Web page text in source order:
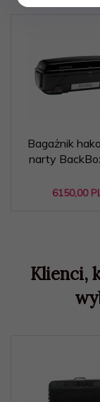
Bagażnik
narty
6150,00
Klienci,